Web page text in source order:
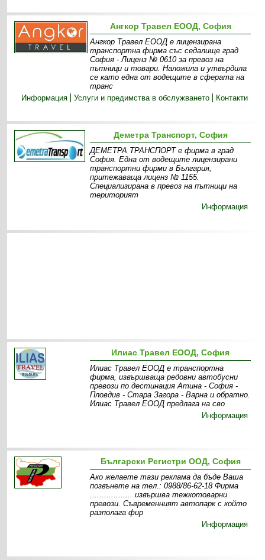
Ангкор Травел ЕООД, София
Ангкор Травел ЕООД е лицензирана
транспортна фирма със седалище град
София - Лиценз № 0610 за превоз на
пътници и товари. Наложила и утвърдила
се като една от водещите в сферата на
транс
Информация
Услуги и предимства в обслужването Контакти
Деметра Транспорт, София
ДЕМЕТРА ТРАНСПОРТ е фирма в град
София. Една от водещите лицензирани
транспортни фирми в България,
притежаваща лиценз № 1155.
Специализирана в превоз на пътници на
територият
Информация
Илиас Травел ЕООД, София
Илиас Травел ЕООД е транспортна
фирма, извършваща редовни автобусни
превози по дестинация Атина - София -
Пловдив - Стара Загора - Варна и обратно.
Илиас Травел ЕООД предлага на сво
Информация
Български Регистри ООД, София
Ако желаете тази реклама да бъде Ваша
позвънете на тел.: 0988/86-62-18 Фирма
.................. извършва тежкотоварни
превози. Съвременният автопарк с който
разполага фир
Информация